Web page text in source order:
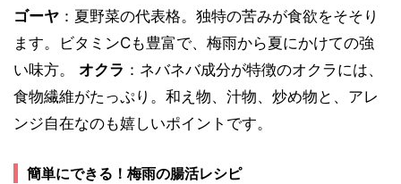
ゴーヤ ：夏野菜の代表格。独特の苦みが食欲をそそり
ます。ビタミンCも豊富で、梅雨から夏にかけての強
い味方。 オクラ ：ネバネバ成分が特徴のオクラには、
食物繊維がたっぷり。和え物、汁物、炒め物と、アレ
ンジ自在なのも嬉しいポイントです。
簡単にできる！梅雨の腸活レシピ